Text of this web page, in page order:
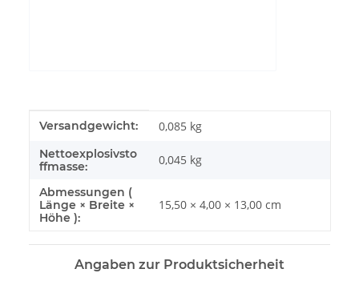
Produkteigenschaft
Wert
Versandgewicht: 0,085 kg
Nettoexplosivsto
ffmasse:
0,045 kg
Abmessungen (
Länge × Breite ×
Höhe ):
15,50 × 4,00 × 13,00 cm
Angaben zur Produktsicherheit